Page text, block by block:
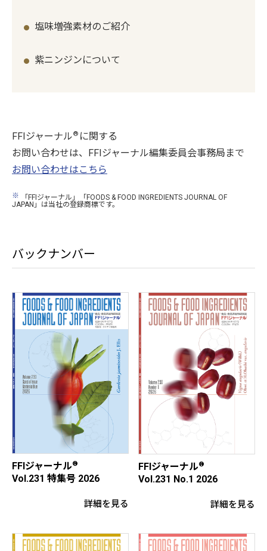
塩味増強素材のご紹介
紫ニンジンについて
FFIジャーナル® に関する
お問い合わせは、FFIジャーナル編集委員会事務局まで
お問い合わせはこちら
※ 「FFIジャーナル」「FOODS & FOOD INGREDIENTS JOURNAL OF
JAPAN」は当社の登録商標です。
バックナンバー
FFIジャーナル®
Vol.231 特集号 2026
詳細を見る
FFIジャーナル®
Vol.231 No.1 2026
詳細を見る